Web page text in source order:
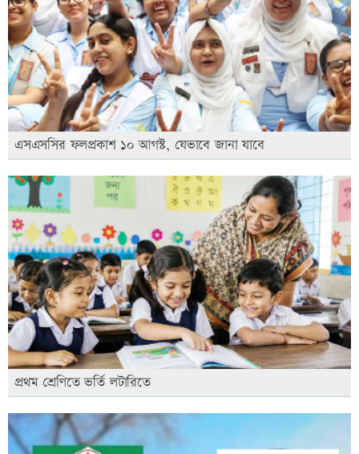
এসএসসির ফলপ্রকাশ ১০ আগস্ট, যেভাবে জানা যাবে
প্রথম শ্রেণিতে ভর্তি লটারিতে